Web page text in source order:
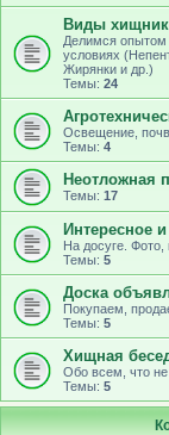
Виды
Делимся опытом
условиях
Жирянки и др.)
Темы: 24
Освещение,
Темы: 4
Неотложная
Темы: 17
Интересное
На досуге. Фото,
Темы: 5
Доска
Покупаем,
Темы: 5
Хищная
Обо всем, что
Темы: 5